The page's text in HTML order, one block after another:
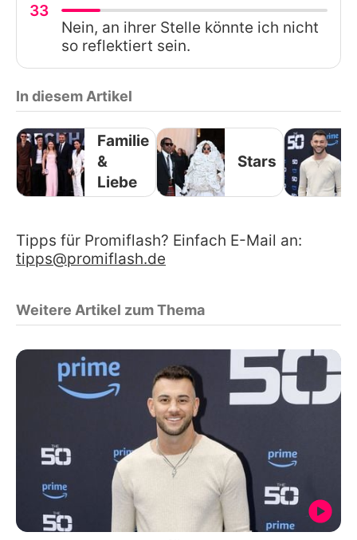
33
Nein, an ihrer Stelle könnte ich nicht
so reflektiert sein.
In diesem Artikel
Familie
&
Liebe
Stars
Tipps für Promiflash? Einfach E-Mail an:
tipps@promiflash.de
Weitere Artikel zum Thema